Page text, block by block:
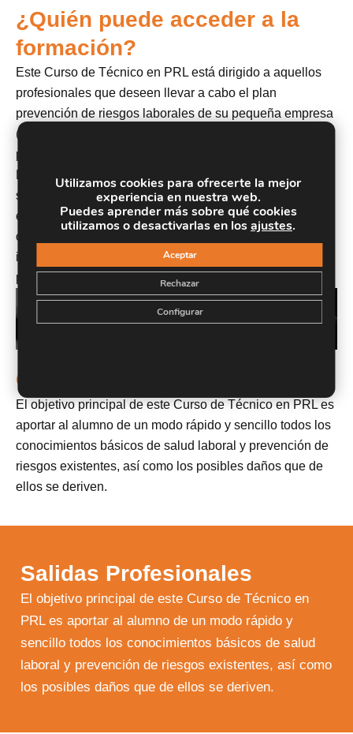
¿Quién puede acceder a la
formación?
Este Curso de Técnico en PRL está dirigido a aquellos
profesionales que deseen llevar a cabo el plan
prevención de riesgos laborales de su pequeña empresa
(menos 6 trabajadores), o cooperar en las tareas de
prevención de riesgos en grandes empresas.
Desempleados, estudiantes y profesionales de los
sectores que deseen formarse o reciclarse en esta
especialidad. Opositores que deseen puntuar para
oposiciones de la administración pública. Además es
interesante para aquellos que deseen especializarse en
prevención de riesgos laborales para directivos.
Objetivos
El objetivo principal de este Curso de Técnico en PRL es
aportar al alumno de un modo rápido y sencillo todos los
conocimientos básicos de salud laboral y prevención de
riesgos existentes, así como los posibles daños que de
ellos se deriven.
Salidas Profesionales
El objetivo principal de este Curso de Técnico en
PRL es aportar al alumno de un modo rápido y
sencillo todos los conocimientos básicos de salud
laboral y prevención de riesgos existentes, así como
los posibles daños que de ellos se deriven.
Utilizamos cookies para ofrecerte la mejor
experiencia en nuestra web.
Puedes aprender más sobre qué cookies
utilizamos o desactivarlas en losajustes.
Aceptar
Rechazar
Configurar